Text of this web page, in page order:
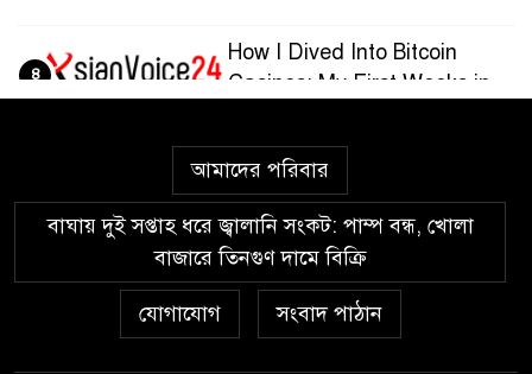
How I Dived Into Bitcoin
Casinos: My First Weeks in
৪
Guía paso a paso para
registrarte y jugar en
Wazamba Casino
৫
Kako sam otkrio Lolajack
Casino – osobno iskustvo od
আমাদের পরিবার
বাঘায় দুই সপ্তাহ ধরে জ্বালানি সংকট: পাম্প বন্ধ, খোলা
বাজারে তিনগুণ দামে বিক্রি
যোগাযোগ সংবাদ পাঠান